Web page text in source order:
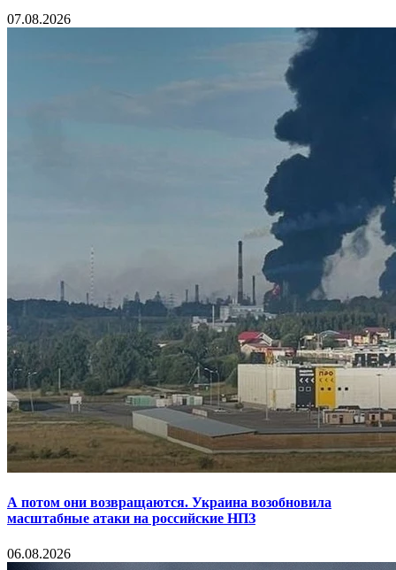
07.08.2026
А потом они возвращаются. Украина возобновила
масштабные атаки на российские НПЗ
06.08.2026